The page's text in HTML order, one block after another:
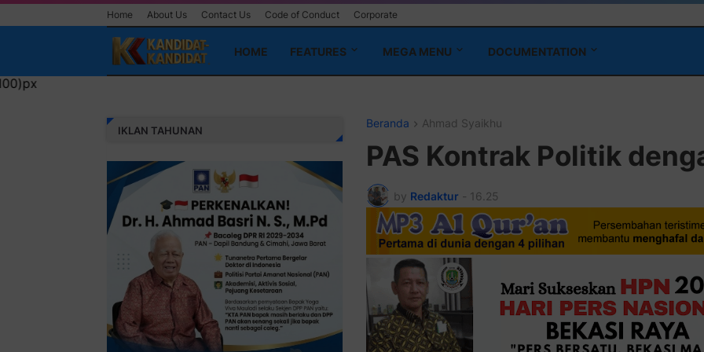
Home About Us Contact Us Code of Conduct Corporate
HOME FEATURES MEGA MENU DOCUMENTATION
Beranda Ahmad Syaikhu
PAS Kontrak Politik
by Redaktur - 16.25
IKLAN TAHUNAN